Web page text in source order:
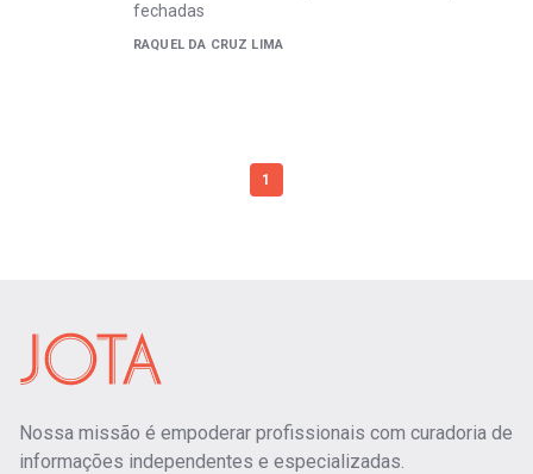
fechadas
RAQUEL DA CRUZ LIMA
1
Nossa missão é empoderar profissionais com curadoria de
informações independentes e especializadas.